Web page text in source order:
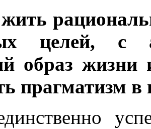
целей, с
образ жизни
прагматизм в